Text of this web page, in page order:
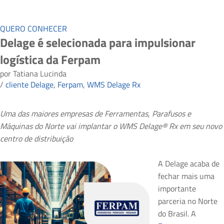
QUERO CONHECER
Delage é selecionada para impulsionar
logística da Ferpam
porTatiana Lucinda
/ cliente Delage, Ferpam, WMS Delage Rx
Uma das maiores empresas de Ferramentas, Parafusos e
Máquinas do Norte vai implantar o WMS Delage® Rx em seu novo
centro de distribuição
A Delage acaba de
fechar mais uma
importante
parceria no Norte
do Brasil. A